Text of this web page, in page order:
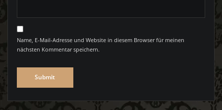
Name, E-Mail-Adresse und Website in diesem Browser für meinen
nächsten Kommentar speichern.